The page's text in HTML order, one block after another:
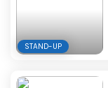
STAND-UP